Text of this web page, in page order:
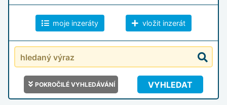
moje inzeráty vložit inzerát
POKROČILÉ VYHLEDÁVÁNÍ VYHLEDAT